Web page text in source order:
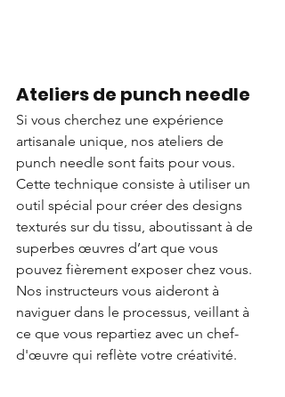
Ateliers de punch needle
Si vous cherchez une expérience
artisanale unique, nos ateliers de
punch needle sont faits pour vous.
Cette technique consiste à utiliser un
outil spécial pour créer des designs
texturés sur du tissu, aboutissant à de
superbes œuvres d’art que vous
pouvez fièrement exposer chez vous.
Nos instructeurs vous aideront à
naviguer dans le processus, veillant à
ce que vous repartiez avec un chef-
d'œuvre qui reflète votre créativité.